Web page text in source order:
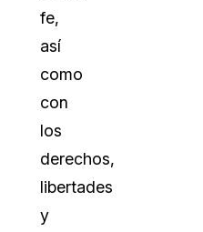
fe,
así
como
con
los
derechos,
libertades
y